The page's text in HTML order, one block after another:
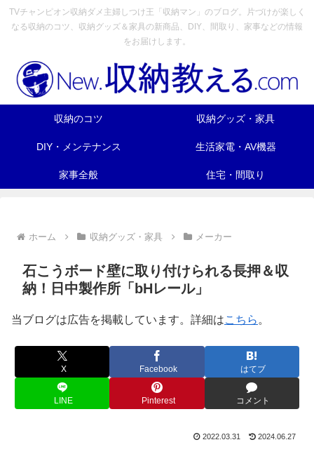
TVチャンピオン収納ダメ主婦しつけ王「収納マン」のブログ。片づけが楽しく
なる収納のコツ、収納グッズ＆家具の新商品、DIY、間取り、家事などの情報
をお届けします。
収納のコツ 収納グッズ・家具
DIY・メンテナンス 生活家電・AV機器
家事全般 住宅・間取り
ホーム 収納グッズ・家具 メーカー
石こうボード壁に取り付けられる長押＆収
納！日中製作所「bHレール」
当ブログは広告を掲載しています。詳細はこちら 。
X Facebook はてブ
LINE Pinterest コメント
2022.03.31 2024.06.27